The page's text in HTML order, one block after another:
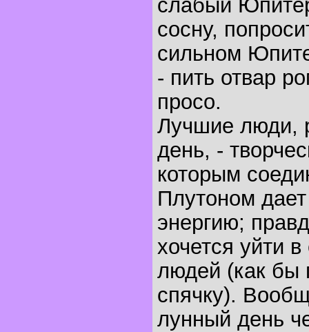
слабый
сосну,
сильном
- пить отвар
просо.
Лучшие люди,
день, -
которым
Плутоном
энергию;
хочется уйти
людей (как бы
спячку).
лунный день